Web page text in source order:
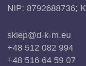
NIP: 8792688736;
sklep@d-k-m.eu
+48 512 082 994
+48 516 64 59 07